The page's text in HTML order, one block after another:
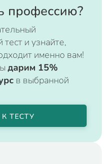
профессию?
и узнайте,
именно вам!
дарим 15%
в выбранной
ТЕСТУ